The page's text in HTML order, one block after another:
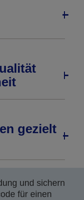
gezielt
und sichern
für einen